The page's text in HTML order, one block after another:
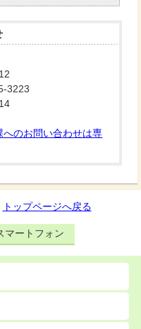
3223
のお問い合わせは専
トップページへ戻る
マートフォン